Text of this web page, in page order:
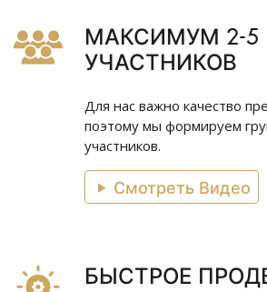
МАКСИМУМ 2-5
УЧАСТНИКОВ
Для нас важно качество
поэтому мы формируем
участников.
Смотреть Видео
БЫСТРОЕ